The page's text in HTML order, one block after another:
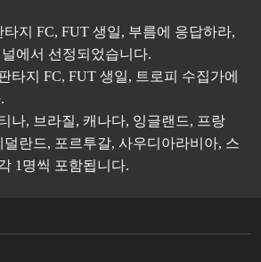
지 FC, FUT 생일, 부름에 응답하라,
에서 선정되었습니다.
타지 FC, FUT 생일, 트로피 수집가에
나, 브라질, 캐나다, 잉글랜드, 프랑
덜란드, 포르투갈, 사우디아라비아, 스
1명씩 포함됩니다.